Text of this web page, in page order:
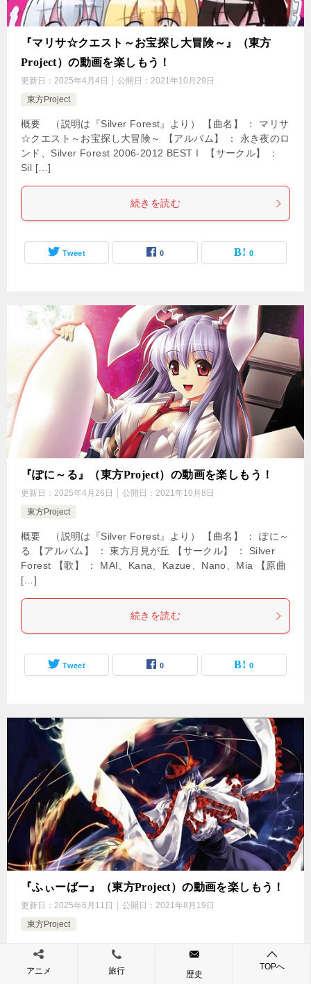
『マリサ☆クエスト～お宝探し大冒険～』（東方
Project）の動画を楽しもう！
更新日： 2025年4月4日 公開日： 2021年10月29日
東方Project
概要 （説明は『Silver Forest』より） 【曲名】 ： マリサ
☆クエスト～お宝探し大冒険～ 【アルバム】 ： 永き夜のロ
ンド、Silver Forest 2006-2012 BESTⅠ 【サークル】 ：
Sil […]
続きを読む
Tweet 0 0
『ぽに～る』（東方Project）の動画を楽しもう！
更新日： 2025年4月26日 公開日： 2021年10月8日
東方Project
概要 （説明は『Silver Forest』より） 【曲名】 ： ぽに～
る 【アルバム】 ： 東方月見が丘 【サークル】 ： Silver
Forest 【歌】 ： MAI、Kana、Kazue、Nano、Mia 【原曲
[…]
続きを読む
Tweet 0 0
『ふぃーばー』（東方Project）の動画を楽しもう！
更新日： 2025年6月11日 公開日： 2021年8月19日
東方Project
概要 （説明は『Silver Forest』より） 【曲名】 ： ふぃー
ばー 【アルバム】 ： Reincarnation、Silver Forest 2006-
2012 BESTⅠ 【サークル】 ： Silver Fo […]
アニメ 旅行 歴史
TOPへ